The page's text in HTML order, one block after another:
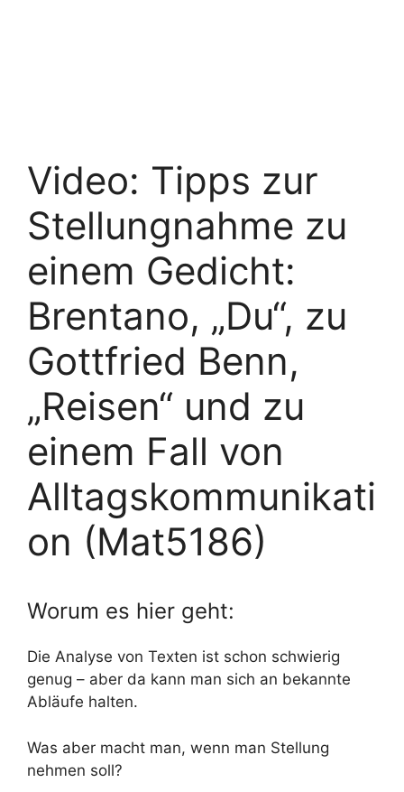
Video: Tipps zur
Stellungnahme zu
einem Gedicht:
Brentano, „Du“, zu
Gottfried Benn,
„Reisen“ und zu
einem Fall von
Alltagskommunikati
on (Mat5186)
Worum es hier geht:
Die Analyse von Texten ist schon schwierig
genug – aber da kann man sich an bekannte
Abläufe halten.
Was aber macht man, wenn man Stellung
nehmen soll?